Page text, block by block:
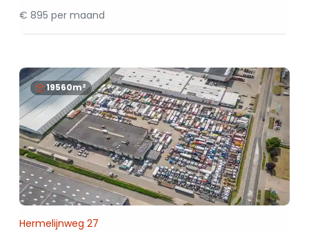
€ 895 per maand
19560m²
Hermelijnweg 27